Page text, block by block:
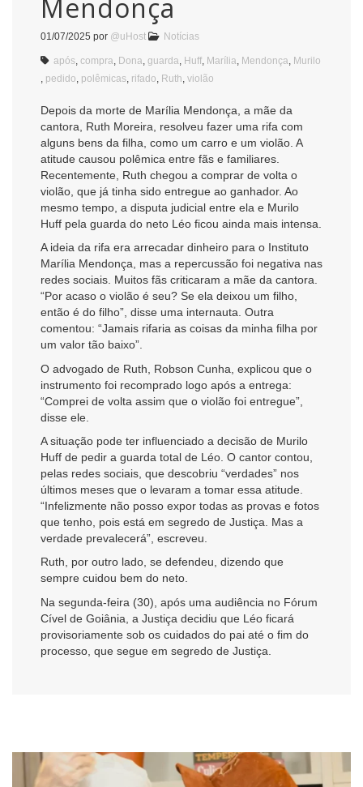
Mendonça
01/07/2025 por @uHost Notícias
após compra Dona guarda Huff Marília Mendonça Murilo
pedido polêmicas rifado Ruth violão
Depois da morte de Marília Mendonça, a mãe da
cantora, Ruth Moreira, resolveu fazer uma rifa com
alguns bens da filha, como um carro e um violão. A
atitude causou polêmica entre fãs e familiares.
Recentemente, Ruth chegou a comprar de volta o
violão, que já tinha sido entregue ao ganhador. Ao
mesmo tempo, a disputa judicial entre ela e Murilo
Huff pela guarda do neto Léo ficou ainda mais intensa.
A ideia da rifa era arrecadar dinheiro para o Instituto
Marília Mendonça, mas a repercussão foi negativa nas
redes sociais. Muitos fãs criticaram a mãe da cantora.
“Por acaso o violão é seu? Se ela deixou um filho,
então é do filho”, disse uma internauta. Outra
comentou: “Jamais rifaria as coisas da minha filha por
um valor tão baixo”.
O advogado de Ruth, Robson Cunha, explicou que o
instrumento foi recomprado logo após a entrega:
“Comprei de volta assim que o violão foi entregue”,
disse ele.
A situação pode ter influenciado a decisão de Murilo
Huff de pedir a guarda total de Léo. O cantor contou,
pelas redes sociais, que descobriu “verdades” nos
últimos meses que o levaram a tomar essa atitude.
“Infelizmente não posso expor todas as provas e fotos
que tenho, pois está em segredo de Justiça. Mas a
verdade prevalecerá”, escreveu.
Ruth, por outro lado, se defendeu, dizendo que
sempre cuidou bem do neto.
Na segunda-feira (30), após uma audiência no Fórum
Cível de Goiânia, a Justiça decidiu que Léo ficará
provisoriamente sob os cuidados do pai até o fim do
processo, que segue em segredo de Justiça.